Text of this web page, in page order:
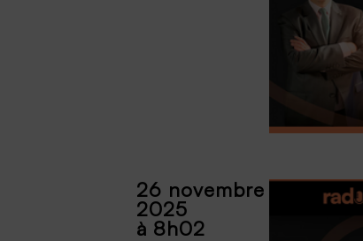
26 novembre
2025
à 8h02